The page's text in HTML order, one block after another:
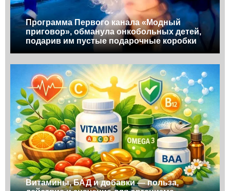
Программа Первого канала «Модный
приговор», обманула онкобольных детей,
подарив им пустые подарочные коробки
Витамины, БАД и добавки — польза,